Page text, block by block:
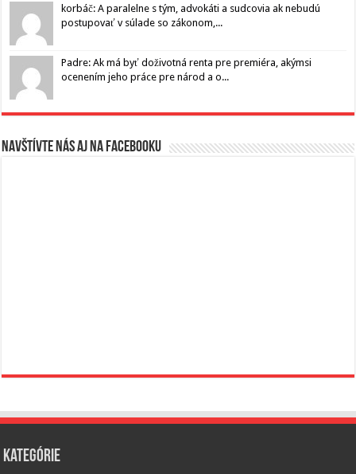
korbáč: A paralelne s tým, advokáti a sudcovia ak nebudú
postupovať v súlade so zákonom,...
Padre: Ak má byť doživotná renta pre premiéra, akýmsi
ocenením jeho práce pre národ a o...
Navštívte nás aj na Facebooku
Kategórie